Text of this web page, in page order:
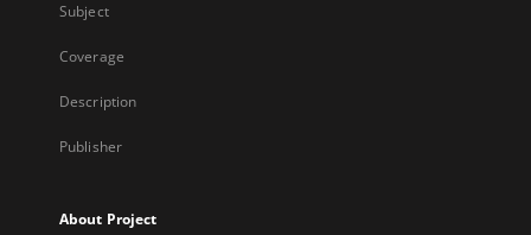
Subject
Coverage
Description
Publisher
About Project